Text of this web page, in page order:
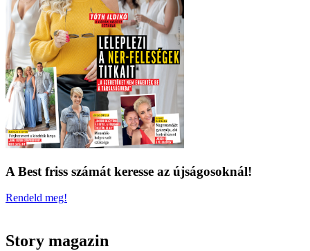
A Best friss számát keresse az újságosoknál!
Rendeld meg!
Story magazin